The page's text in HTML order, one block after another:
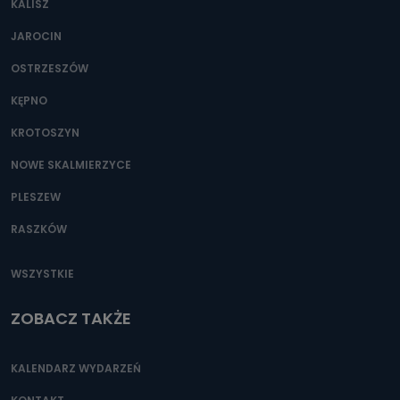
Można to zrobić pod numerem telefonu 62 735-51-05 lub
KALISZ
JAROCIN
OSTRZESZÓW
KĘPNO
KROTOSZYN
NOWE SKALMIERZYCE
PLESZEW
RASZKÓW
WSZYSTKIE
ZOBACZ TAKŻE
KALENDARZ WYDARZEŃ